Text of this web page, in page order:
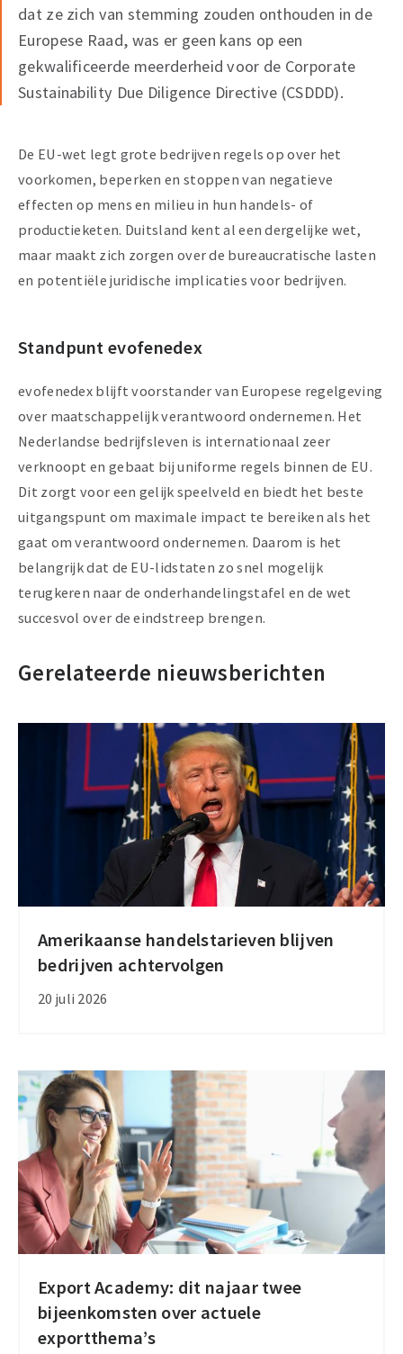
dat ze zich van stemming zouden onthouden in de
Europese Raad, was er geen kans op een
gekwalificeerde meerderheid voor de Corporate
Sustainability Due Diligence Directive (CSDDD).
De EU-wet legt grote bedrijven regels op over het
voorkomen, beperken en stoppen van negatieve
effecten op mens en milieu in hun handels- of
productieketen. Duitsland kent al een dergelijke wet,
maar maakt zich zorgen over de bureaucratische lasten
en potentiële juridische implicaties voor bedrijven.
Standpunt evofenedex
evofenedex blijft voorstander van Europese regelgeving
over maatschappelijk verantwoord ondernemen. Het
Nederlandse bedrijfsleven is internationaal zeer
verknoopt en gebaat bij uniforme regels binnen de EU.
Dit zorgt voor een gelijk speelveld en biedt het beste
uitgangspunt om maximale impact te bereiken als het
gaat om verantwoord ondernemen. Daarom is het
belangrijk dat de EU-lidstaten zo snel mogelijk
terugkeren naar de onderhandelingstafel en de wet
succesvol over de eindstreep brengen.
Gerelateerde nieuwsberichten
Amerikaanse handelstarieven blijven
bedrijven achtervolgen
20 juli 2026
Amerikaanse
handelstarieven
blijven
Export Academy: dit najaar twee
bijeenkomsten over actuele
exportthema’s
Export
Academy:
dit